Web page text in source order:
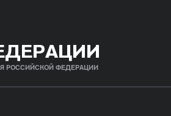
РОССИЙСКОЙ ФЕДЕРАЦИИ